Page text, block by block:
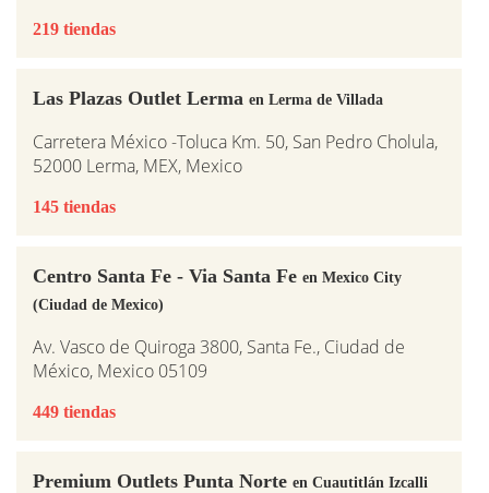
219 tiendas
Las Plazas Outlet Lerma en Lerma de Villada
Carretera México -Toluca Km. 50, San Pedro Cholula,
52000 Lerma, MEX, Mexico
145 tiendas
Centro Santa Fe - Via Santa Fe en Mexico City
(Ciudad de Mexico)
Av. Vasco de Quiroga 3800, Santa Fe., Ciudad de
México, Mexico 05109
449 tiendas
Premium Outlets Punta Norte en Cuautitlán Izcalli